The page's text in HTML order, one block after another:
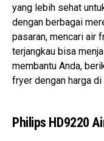
yang lebih sehat
dengan berbagai
pasaran, mencari air
terjangkau bisa
membantu Anda,
fryer dengan harga di
Philips HD9220